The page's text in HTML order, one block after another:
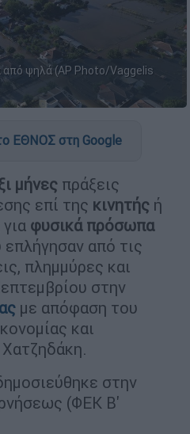
ψηλά (AP Photo/Vaggelis
ΕΘΝΟΣ στη Google
μήνες πράξεις
επί της κινητής ή
για φυσικά πρόσωπα
επλήγησαν από τις
πλημμύρες και
στην
με απόφαση του
και
στην
(ΦΕΚ B'